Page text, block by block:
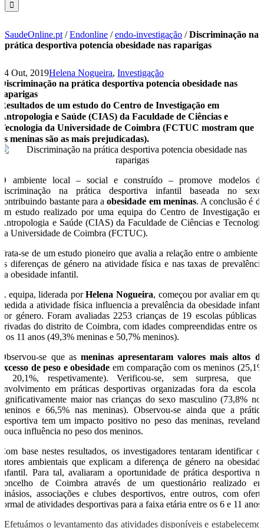
SaudeOnline.pt /Endonline /endo-investigação /Discriminação na
prática desportiva potencia obesidade nas raparigas
14 Out, 2019Helena Nogueira,Investigação
Discriminação na prática desportiva potencia obesidade nas
raparigas
Resultados de um estudo do Centro de Investigação em
Antropologia e Saúde (CIAS) da Faculdade de Ciências e
Tecnologia da Universidade de Coimbra (FCTUC mostram que
as meninas são as mais prejudicadas).
O ambiente local – social e construído – promove modelos de
discriminação na prática desportiva infantil baseada no sexo,
contribuindo bastante para aobesidade em meninas. A conclusão é de
um estudo realizado por uma equipa do Centro de Investigação em
Antropologia e Saúde (CIAS) da Faculdade de Ciências e Tecnologia
da Universidade de Coimbra (FCTUC).
Trata-se de um estudo pioneiro que avalia a relação entre o ambiente e
as diferenças de género na atividade física e nas taxas de prevalência
da obesidade infantil.
A equipa, liderada porHelena Nogueira, começou por avaliar em que
medida a atividade física influencia a prevalência da obesidade infantil
por género. Foram avaliadas 2253 crianças de 19 escolas públicas e
privadas do distrito de Coimbra, com idades compreendidas entre os 6
e os 11 anos (49,3% meninas e 50,7% meninos).
Observou-se que as meninas apresentaram valores mais altos de
excesso de peso e obesidade em comparação com os meninos (25,1%
e 20,1%, respetivamente). Verificou-se, sem surpresa, que o
envolvimento em práticas desportivas organizadas fora da escola é
significativamente maior nas crianças do sexo masculino (73,8% nos
meninos e 66,5% nas meninas). Observou-se ainda que a prática
desportiva tem um impacto positivo no peso das meninas, revelando
pouca influência no peso dos meninos.
Com base nestes resultados, os investigadores tentaram identificar os
fatores ambientais que explicam a diferença de género na obesidade
infantil. Para tal, avaliaram a oportunidade de prática desportiva no
concelho de Coimbra através de um questionário realizado em
ginásios, associações e clubes desportivos, entre outros, com oferta
formal de atividades desportivas para a faixa etária entre os 6 e 11 anos.
«Efetuámos o levantamento das atividades disponíveis e estabelecemos